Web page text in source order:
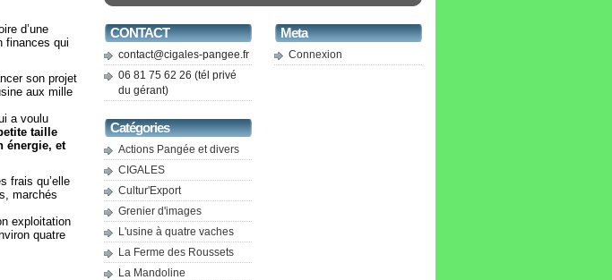
d’une
finances qui
son projet
aux mille
a voulu
taille
énergie, et
frais qu’elle
marchés
exploitation
quatre
CONTACT
contact@cigales-pangee.fr
06 81 75 62 26 (tél privé
du gérant)
Catégories
Actions Pangée et divers
CIGALES
Cultur'Export
Grenier d'images
L'usine à quatre vaches
La Ferme des Roussets
La Mandoline
Meta
Connexion